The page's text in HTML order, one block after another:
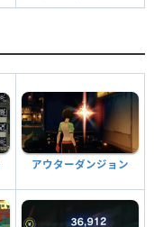
アウターダンジョン